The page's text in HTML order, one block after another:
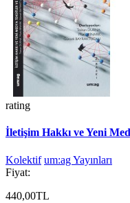
rating
İletişim Hakkı ve Yeni
Kolektif um:ag Yayınları
Fiyat:
440,00TL